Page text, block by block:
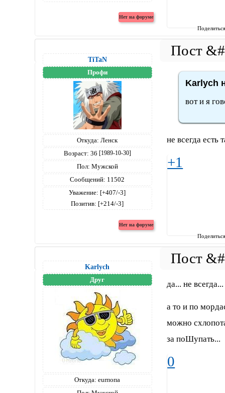
TiTaN
Профи
Откуда: Ленск
Возраст: 36 [1989-10-30]
Пол: Мужской
Сообщений: 11502
Уважение: [+407/-3]
Позитив: [+214/-3]
Karlych
вот и я
не всегда есть
+1
Karlych
Друг
Откуда: eurпопа
да... не
а то и по
можно
за поШупать...
0